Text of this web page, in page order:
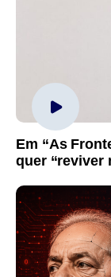
Em “As
quer “reviver